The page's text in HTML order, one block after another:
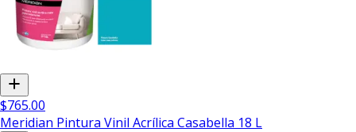
$765.00
Meridian Pintura Vinil Acrílica Casabella 18 L